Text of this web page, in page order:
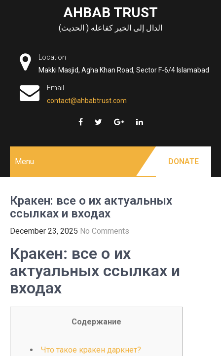
AHBAB TRUST
الدال إلى الخير كفاعله ( الحديث)
Location
Makki Masjid, Agha Khan Road, Sector F-6/4 Islamabad
Email
contact@ahbabtrust.com
Menu DONATE
Кракен: все о их актуальных
ссылках и входах
December 23, 2025 No Comments
Кракен: все о их
актуальных ссылках и
входах
Содержание
Что такое кракен даркнет?